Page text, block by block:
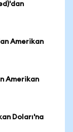
Amerikan
Amerikan
Doları'na